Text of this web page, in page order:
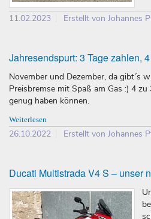
11.02.2023 Erstellt von Johannes
Jahresendspurt: 3 Tage zahlen,
November und Dezember, da gibt´s
Preisbremse mit Spaß am Gas :) 4
genug haben können.
Weiterlesen
26.10.2022 Erstellt von Johannes
Ducati Multistrada V4 S – unser